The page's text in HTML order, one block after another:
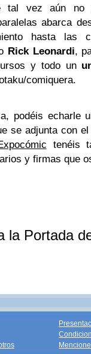
tal vez aún no
abarca
hasta las
Rick Leonardi,
y todo un
comiquera.
podéis echarle
se adjunta con
tenéis
y firmas que
la Portada